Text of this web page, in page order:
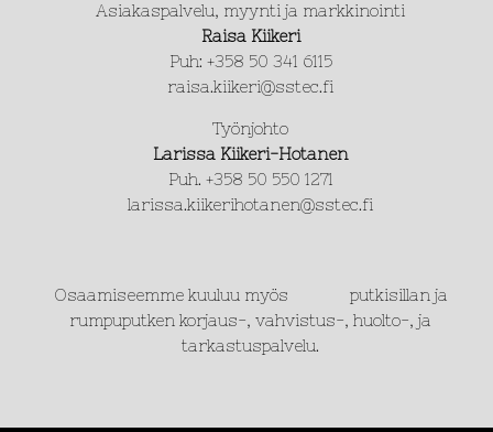
Asiakaspalvelu, myynti ja markkinointi
Raisa Kiikeri
Puh: +358 50 341 6115
raisa.kiikeri@sstec.fi
Työnjohto
Larissa Kiikeri-Hotanen
Puh. +358 50 550 1271
larissa.kiikerihotanen@sstec.fi
Osaamiseemme kuuluu myös putkisillan ja
rumpuputken korjaus-, vahvistus-, huolto-, ja
tarkastuspalvelu.